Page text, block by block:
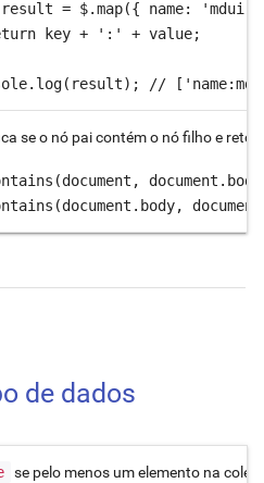
= $.map({ name:
key + ':' + value;
//
se o nó pai contém o nó filho e
de dados
se pelo menos um elemento na